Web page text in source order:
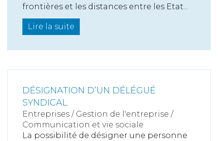
frontières et les distances entre les Etat...
Lire la suite
DÉSIGNATION D’UN DÉLÉGUÉ
SYNDICAL
Entreprises / Gestion de l'entreprise /
Communication et vie sociale
La possibilité de désigner une personne